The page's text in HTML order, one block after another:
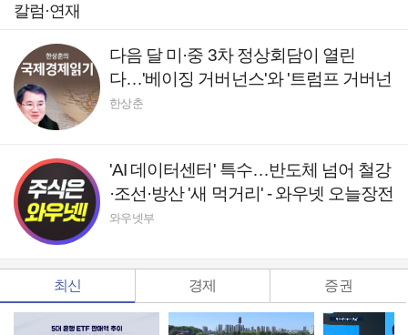
칼럼·연재
다음 달 미·중 3차 정상회담이 열린
다…'베이징 거버넌스'와 '트럼프 거버넌
스' [국제경제읽기 한상춘]
한상춘
'AI 데이터센터' 특수…반도체 넘어 철강
·조선·방산 '새 먹거리' - 와우넷 오늘장전
략
와우넷부
최신 경제 증권